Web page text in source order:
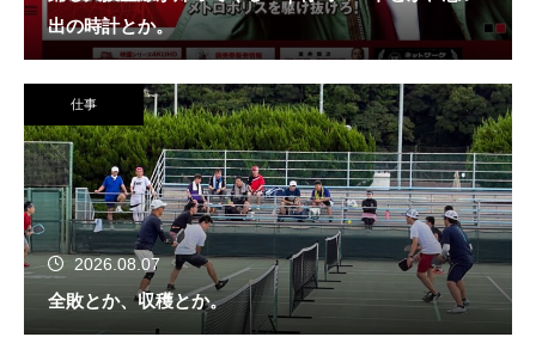
出の時計とか。
仕事
2026.08.07
全敗とか、収穫とか。